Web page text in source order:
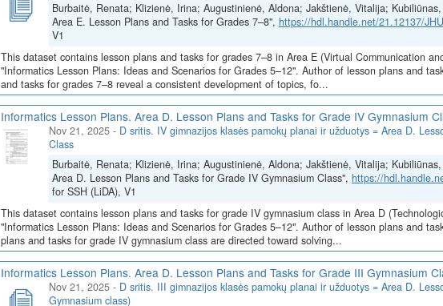
Burbaitė, Renata; Klizienė, Irina; Augustinienė, Aldona; Jakštienė, Vitalija;
Area E. Lesson Plans and Tasks for Grades 7–8", https://hdl.handle.net/21.12137/
V1
This dataset contains lesson plans and tasks for grades 7–8 in Area E (Virtual Communication
"Informatics Lesson Plans: Ideas and Scenarios for Grades 5–12". Author of lesson plans and
and tasks for grades 7–8 reveal a consistent development of topics, fo...
Informatics Lesson Plans. Area D. Lesson Plans and Tasks for Grade IV Gymnasium
Nov 21, 2025 - D sritis. IV gimnazijos klasės pamokų planai ir užduotys = Area D.
Class
Burbaitė, Renata; Klizienė, Irina; Augustinienė, Aldona; Jakštienė, Vitalija;
Area D. Lesson Plans and Tasks for Grade IV Gymnasium Class", https://
for SSH (LiDA), V1
This dataset contains lesson plans and tasks for grade IV gymnasium class in Area D
"Informatics Lesson Plans: Ideas and Scenarios for Grades 5–12". Author of lesson plans and
plans and tasks for grade IV gymnasium class are directed toward solving...
Informatics Lesson Plans. Area D. Lesson Plans and Tasks for Grade III Gymnasium
Nov 21, 2025 - D sritis. III gimnazijos klasės pamokų planai ir užduotys = Area D.
Gymnasium class)